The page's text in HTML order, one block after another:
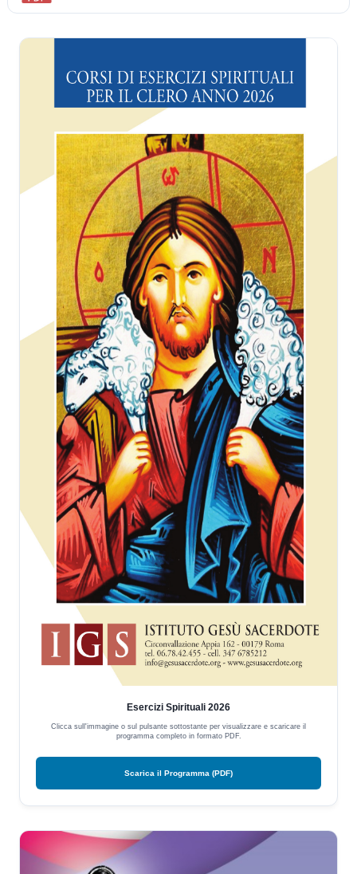
Esercizi Spirituali 2026
Clicca sull'immagine o sul pulsante sottostante per visualizzare e scaricare il
programma completo in formato PDF.
Scarica il Programma (PDF)